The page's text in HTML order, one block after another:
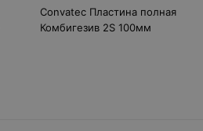
Convatec Пластина полная
Комбигезив 2S 100мм